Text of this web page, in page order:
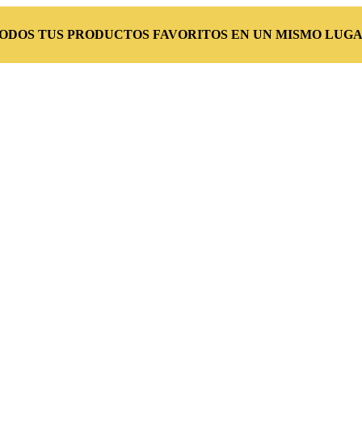
TUS PRODUCTOS FAVORITOS EN UN MISMO